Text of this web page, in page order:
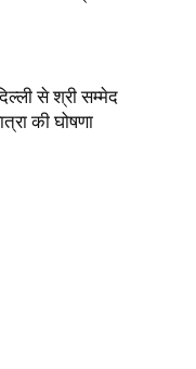
से श्री सम्मेद
की घोषणा